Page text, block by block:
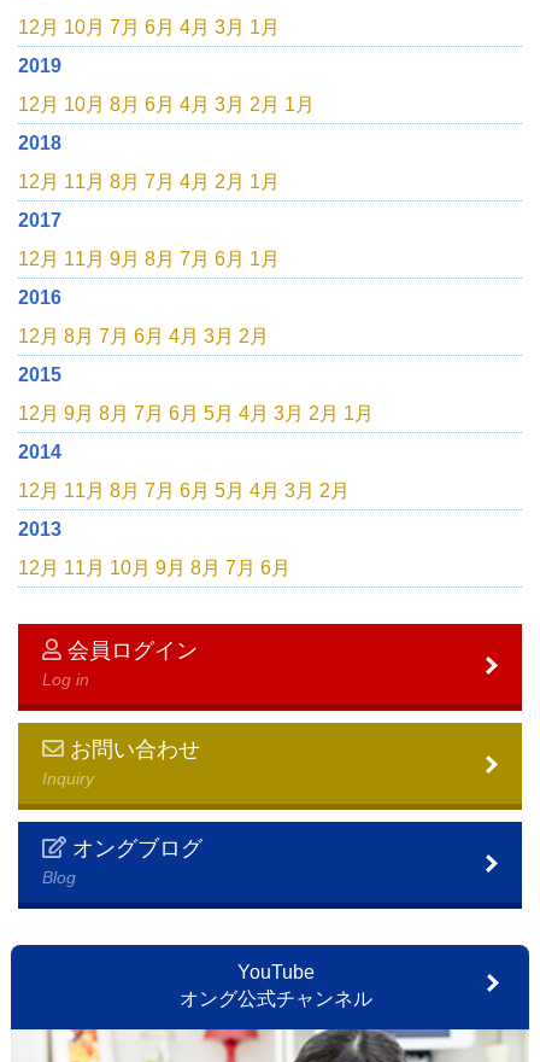
12月 10月 7月 6月 4月 3月 1月
2019
12月 10月 8月 6月 4月 3月 2月 1月
2018
12月 11月 8月 7月 4月 2月 1月
2017
12月 11月 9月 8月 7月 6月 1月
2016
12月 8月 7月 6月 4月 3月 2月
2015
12月 9月 8月 7月 6月 5月 4月 3月 2月 1月
2014
12月 11月 8月 7月 6月 5月 4月 3月 2月
2013
12月 11月 10月 9月 8月 7月 6月
会員ログイン
Log in
お問い合わせ
Inquiry
オングブログ
Blog
YouTube
オング公式チャンネル